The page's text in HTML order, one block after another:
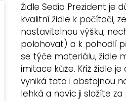
Židle Sedia Prezident je
kvalitní židle k počítači,
nastavitelnou výšku,
polohovat) a k pohodlí
se týče materiálu, židle
imitace kůže. Kříž židle
vyniká tato i obstojnou
lehká a navíc ji složíte